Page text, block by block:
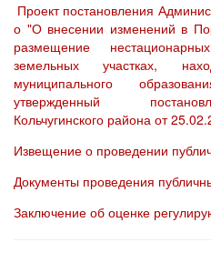
Проект постановления
о "О внесении изменений в
размещение
земельных участках,
муниципального
утвержденный
Кольчугинского района от
Извещение о проведении
Документы проведения
Заключение об оценке